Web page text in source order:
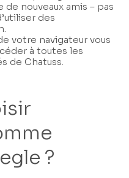
nouveaux amis – pas
des
votre navigateur vous
à toutes les
de Chatuss.
?